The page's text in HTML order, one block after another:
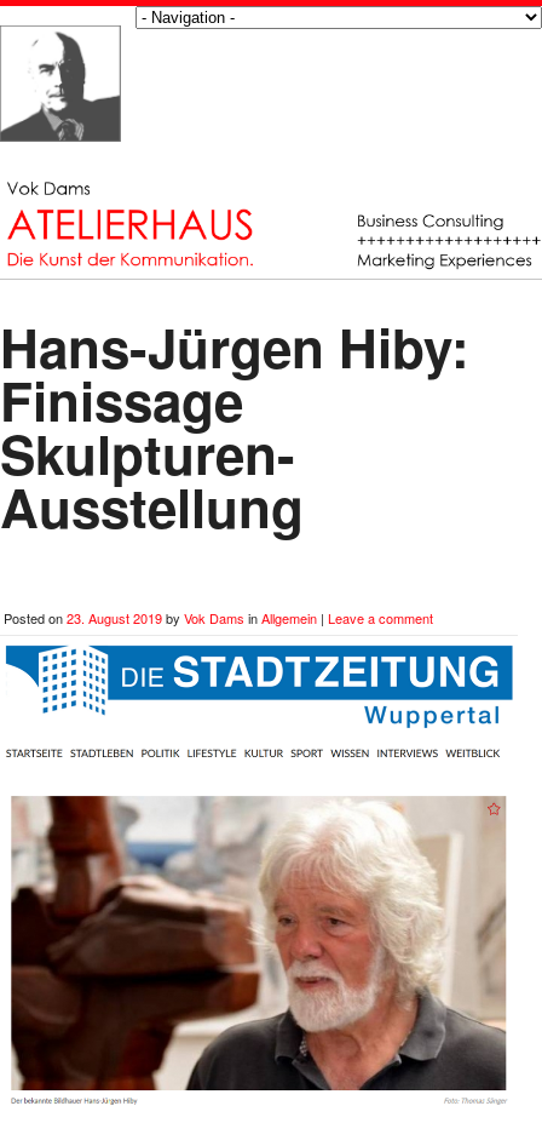
Hans-Jürgen Hiby:
Finissage
Skulpturen-
Ausstellung
Posted on23. August 2019by Vok Dams inAllgemein | Leave a comment